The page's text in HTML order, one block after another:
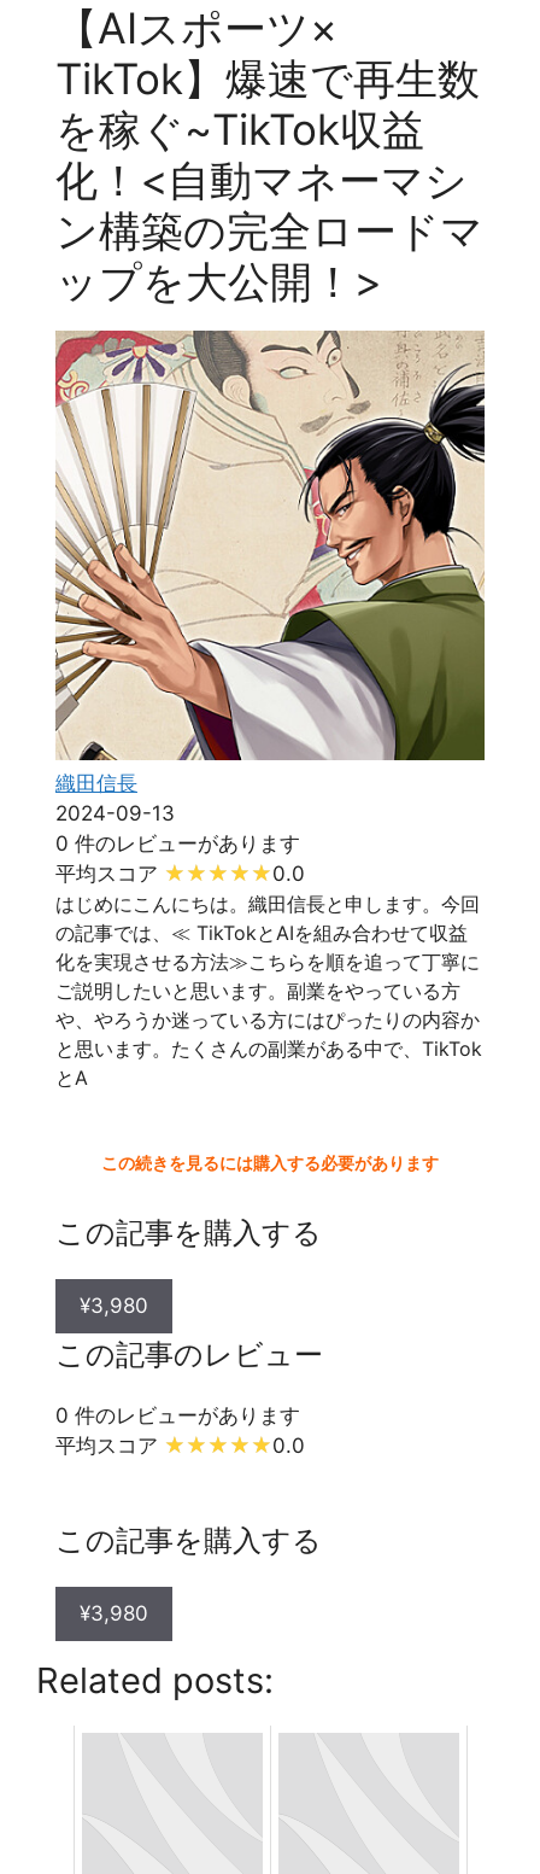
【AIスポーツ×
TikTok】爆速で再生数
を稼ぐ~TikTok収益
化！<自動マネーマシ
ン構築の完全ロードマ
ップを大公開！>
織田信長
2024-09-13
0 件のレビューがあります
平均スコア
0.0
はじめにこんにちは。織田信長と申します。今回
の記事では、≪ TikTokとAIを組み合わせて収益
化を実現させる方法≫こちらを順を追って丁寧に
ご説明したいと思います。副業をやっている方
や、やろうか迷っている方にはぴったりの内容か
と思います。たくさんの副業がある中で、TikTok
とA
この続きを見るには購入する必要があります
この記事を購入する
¥3,980
この記事のレビュー
0 件のレビューがあります
平均スコア
0.0
この記事を購入する
¥3,980
Related posts: